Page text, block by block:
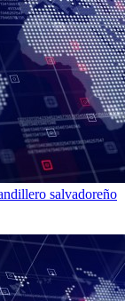
salvadoreño